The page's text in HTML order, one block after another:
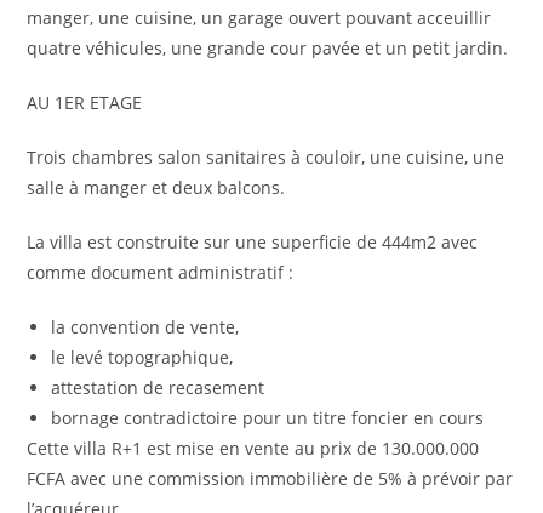
manger, une cuisine, un garage ouvert pouvant acceuillir
quatre véhicules, une grande cour pavée et un petit jardin.
AU 1ER ETAGE
Trois chambres salon sanitaires à couloir, une cuisine, une
salle à manger et deux balcons.
La villa est construite sur une superficie de 444m2 avec
comme document administratif :
la convention de vente,
le levé topographique,
attestation de recasement
bornage contradictoire pour un titre foncier en cours
Cette villa R+1 est mise en vente au prix de 130.000.000
FCFA avec une commission immobilière de 5% à prévoir par